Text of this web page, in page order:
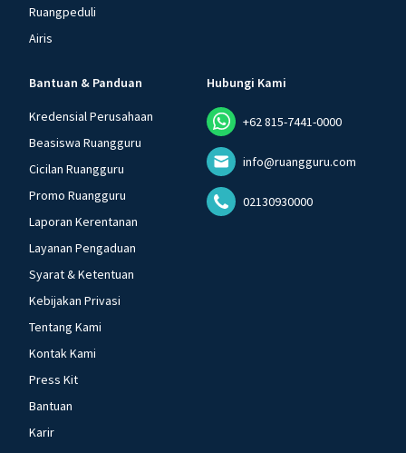
Ruangpeduli
Airis
Bantuan & Panduan
Kredensial Perusahaan
Beasiswa Ruangguru
Cicilan Ruangguru
Promo Ruangguru
Laporan Kerentanan
Layanan Pengaduan
Syarat & Ketentuan
Kebijakan Privasi
Tentang Kami
Kontak Kami
Press Kit
Bantuan
Karir
Hubungi Kami
+62 815-7441-0000
info@ruangguru.com
02130930000